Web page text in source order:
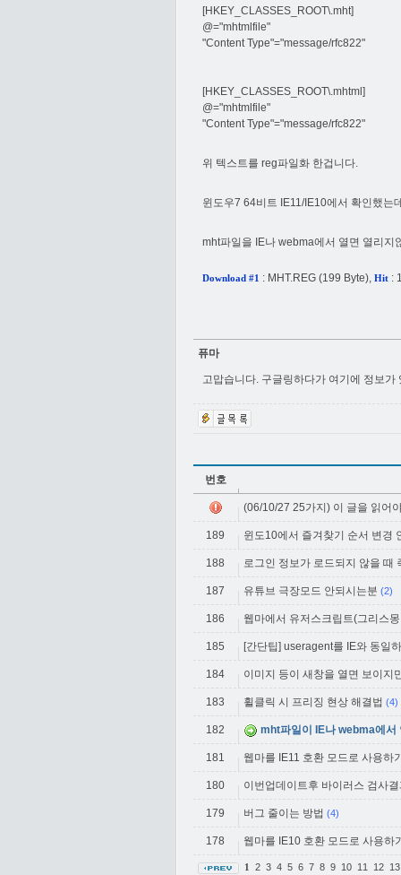
[HKEY_CLASSES_ROOT\.mht]
@="mhtmlfile"
"Content Type"="message/rfc822"
[HKEY_CLASSES_ROOT\.mhtml]
@="mhtmlfile"
"Content Type"="message/rfc822"
위 텍스트를 reg파일화 한겁니다.
윈도우7 64비트 IE11/IE10에서 확인했는
mht파일을 IE나 webma에서 열면 열리지
Download #1 : MHT.REG (199 Byte), Hit :
퓨마
고맙습니다. 구글링하다가 여기에 정보가
번호
(06/10/27 25가지) 이 글을 읽어
189 윈도10에서 즐겨찾기 순서 변경
188 로그인 정보가 로드되지 않을 때
187 유튜브 극장모드 안되시는분 (2)
186 웹마에서 유저스크립트(그리스
185 [간단팁] useragent를 IE와 동일
184 이미지 등이 새창을 열면 보이지
183 휠클릭 시 프리징 현상 해결법 (4)
182 mht파일이 IE나 webma에서
181 웹마를 IE11 호환 모드로 사용하
180 이번업데이트후 바이러스 검사
179 버그 줄이는 방법 (4)
178 웹마를 IE10 호환 모드로 사용하
1 2 3 4 5 6 7 8 9 10 11 12